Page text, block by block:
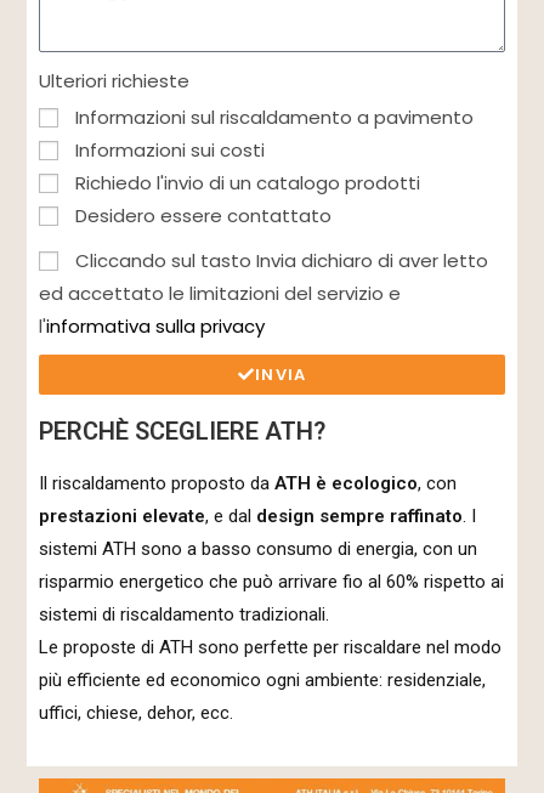
Ulteriori richieste
Informazioni sul riscaldamento a pavimento
Informazioni sui costi
Richiedo l'invio di un catalogo prodotti
Desidero essere contattato
Cliccando sul tasto Invia dichiaro di aver letto
ed accettato le limitazioni del servizio e
l'informativa sulla privacy
INVIA
PERCHÈ SCEGLIERE ATH?
Il riscaldamento proposto daATH è ecologico, con
prestazioni elevate, e dal design sempre raffinato. I
sistemi ATH sono a basso consumo di energia, con un
risparmio energetico che può arrivare fio al 60% rispetto ai
sistemi di riscaldamento tradizionali.
Le proposte di ATH sono perfette per riscaldare nel modo
più efficiente ed economico ogni ambiente: residenziale,
uffici, chiese, dehor, ecc.